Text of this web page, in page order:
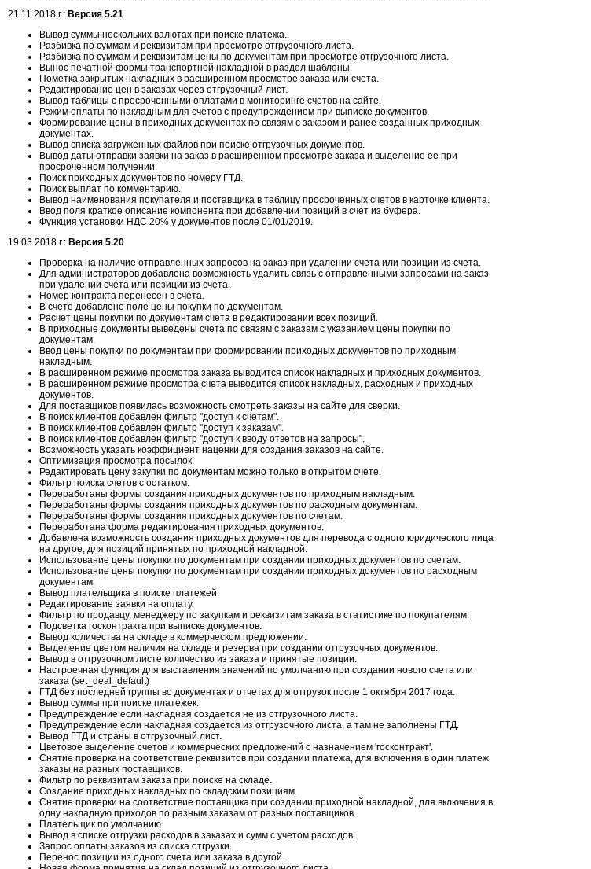
21.11.2018 г.: Версия 5.21
Вывод суммы нескольких валютах при поиске платежа.
Разбивка по суммам и реквизитам при просмотре отгрузочного листа.
Разбивка по суммам и реквизитам цены по документам при просмотре отгрузочного листа.
Вынос печатной формы транспортной накладной в раздел шаблоны.
Пометка закрытых накладных в расширенном просмотре заказа или счета.
Редактирование цен в заказах через отгрузочный лист.
Вывод таблицы с просроченными оплатами в мониторинге счетов на сайте.
Режим оплаты по накладным для счетов с предупреждением при выписке документов.
Формирование цены в приходных документах по связям с заказом и ранее созданных приходных
документах.
Вывод списка загруженных файлов при поиске отгрузочных документов.
Вывод даты отправки заявки на заказ в расширенном просмотре заказа и выделение ее при
просроченном получении.
Поиск приходных документов по номеру ГТД.
Поиск выплат по комментарию.
Вывод наименования покупателя и поставщика в таблицу просроченных счетов в карточке клиента.
Ввод поля краткое описание компонента при добавлении позиций в счет из буфера.
Функция установки НДС 20% у документов после 01/01/2019.
19.03.2018 г.: Версия 5.20
Проверка на наличие отправленных запросов на заказ при удалении счета или позиции из счета.
Для администраторов добавлена возможность удалить связь с отправленными запросами на заказ
при удалении счета или позиции из счета.
Номер контракта перенесен в счета.
В счете добавлено поле цены покупки по документам.
Расчет цены покупки по документам счета в редактировании всех позиций.
В приходные документы выведены счета по связям с заказам с указанием цены покупки по
документам.
Ввод цены покупки по документам при формировании приходных документов по приходным
накладным.
В расширенном режиме просмотра заказа выводится список накладных и приходных документов.
В расширенном режиме просмотра счета выводится список накладных, расходных и приходных
документов.
Для поставщиков появилась возможность смотреть заказы на сайте для сверки.
В поиск клиентов добавлен фильтр "доступ к счетам".
В поиск клиентов добавлен фильтр "доступ к заказам".
В поиск клиентов добавлен фильтр "доступ к вводу ответов на запросы".
Возможность указать коэффициент наценки для создания заказов на сайте.
Оптимизация просмотра посылок.
Редактировать цену закупки по документам можно только в открытом счете.
Фильтр поиска счетов с остатком.
Переработаны формы создания приходных документов по приходным накладным.
Переработаны формы создания приходных документов по расходным документам.
Переработаны формы создания приходных документов по счетам.
Переработана форма редактирования приходных документов.
Добавлена возможность создания приходных документов для перевода с одного юридического лица
на другое, для позиций принятых по приходной накладной.
Использование цены покупки по документам при создании приходных документов по счетам.
Использование цены покупки по документам при создании приходных документов по расходным
документам.
Вывод плательщика в поиске платежей.
Редактирование заявки на оплату.
Фильтр по продавцу, менеджеру по закупкам и реквизитам заказа в статистике по покупателям.
Подсветка госконтракта при выписке документов.
Вывод количества на складе в коммерческом предложении.
Выделение цветом наличия на складе и резерва при создании отгрузочных документов.
Вывод в отгрузочном листе количество из заказа и принятые позиции.
Настроечная функция для выставления значений по умолчанию при создании нового счета или
заказа (set_deal_default)
ГТД без последней группы во документах и отчетах для отгрузок после 1 октября 2017 года.
Вывод суммы при поиске платежек.
Предупреждение если накладная создается не из отгрузочного листа.
Предупреждение если накладная создается из отгрузочного листа, а там не заполнены ГТД.
Вывод ГТД и страны в отгрузочный лист.
Цветовое выделение счетов и коммерческих предложений с назначением 'госконтракт'.
Снятие проверка на соответствие реквизитов при создании платежа, для включения в один платеж
заказы на разных поставщиков.
Фильтр по реквизитам заказа при поиске на складе.
Создание приходных накладных по складским позициям.
Снятие проверки на соответствие поставщика при создании приходной накладной, для включения в
одну накладную приходов по разным заказам от разных поставщиков.
Плательщик по умолчанию.
Вывод в списке отгрузки расходов в заказах и сумм с учетом расходов.
Запрос оплаты заказов из списка отгрузки.
Перенос позиции из одного счета или заказа в другой.